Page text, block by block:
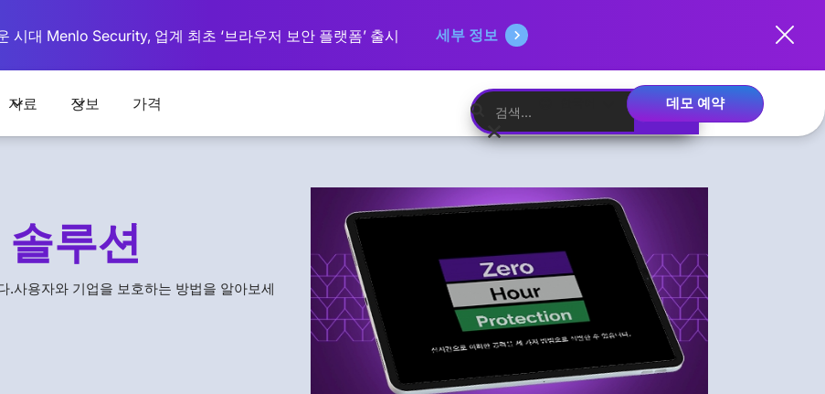
시대 Menlo Security, 업계 최초 ‘브라우저 보안 플랫폼’ 출시 세부 정보
자료 정보 가격 데모 예약
루션
.사용자와 기업을 보호하는 방법을 알아보세